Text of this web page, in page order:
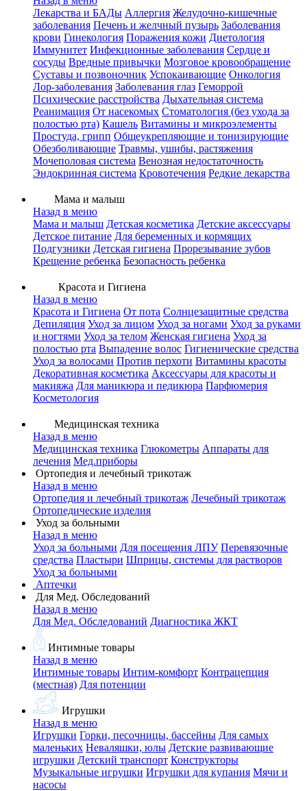
Лекарства и БАДы Аллергия Желудочно-кишечные
заболевания Печень и желчный пузырь Заболевания
крови Гинекология Поражения кожи Диетология
Иммунитет Инфекционные заболевания Сердце и
сосуды Вредные привычки Мозговое кровообращение
Суставы и позвоночник Успокаивающие Онкология
Лор-заболевания Заболевания глаз Геморрой
Психические расстройства Дыхательная система
Реанимация От насекомых Стоматология (без ухода за
полостью рта) Кашель Витамины и микроэлементы
Простуда, грипп Общеукрепляющие и тонизирующие
Обезболивающие Травмы, ушибы, растяжения
Мочеполовая система Венозная недостаточность
Эндокринная система Кровотечения Редкие лекарства
Мама и малыш
Назад в меню
Мама и малыш Детская косметика Детские аксессуары
Детское питание Для беременных и кормящих
Подгузники Детская гигиена Прорезывание зубов
Крещение ребенка Безопасность ребенка
Красота и Гигиена
Назад в меню
Красота и Гигиена От пота Солнцезащитные средства
Депиляция Уход за лицом Уход за ногами Уход за руками
и ногтями Уход за телом Женская гигиена Уход за
полостью рта Выпадение волос Гигиенические средства
Уход за волосами Против перхоти Витамины красоты
Декоративная косметика Аксессуары для красоты и
макияжа Для маникюра и педикюра Парфюмерия
Косметология
Медицинская техника
Назад в меню
Медицинская техника Глюкометры Аппараты для
лечения Мед.приборы
Ортопедия и лечебный трикотаж
Назад в меню
Ортопедия и лечебный трикотаж Лечебный трикотаж
Ортопедические изделия
Уход за больными
Назад в меню
Уход за больными Для посещения ЛПУ Перевязочные
средства Пластыри Шприцы, системы для растворов
Уход за больными
Аптечки
Для Мед. Обследований
Назад в меню
Для Мед. Обследований Диагностика ЖКТ
Интимные товары
Назад в меню
Интимные товары Интим-комфорт Контрацепция
(местная) Для потенции
Игрушки
Назад в меню
Игрушки Горки, песочницы, бассейны Для самых
маленьких Неваляшки, юлы Детские развивающие
игрушки Детский транспорт Конструкторы
Музыкальные игрушки Игрушки для купания Мячи и
насосы